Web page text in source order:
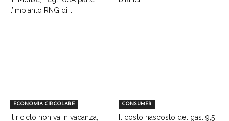
l’impianto RNG di...
ECONOMIA CIRCOLARE
Il riciclo non va in vacanza,
CONSUMER
Il costo nascosto del gas: 9,5